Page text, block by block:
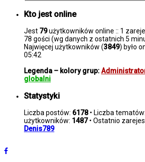
Kto jest online
Jest 79użytkowników online :: 1
78 gości (wg danych z ostatnich 5
Najwięcej użytkowników (3849) było
05:42
Legenda – kolory grup:
globalni
Statystyki
Liczba postów: 6178• Liczba tematów:
użytkowników: 1487• Ostatnio
Denis789